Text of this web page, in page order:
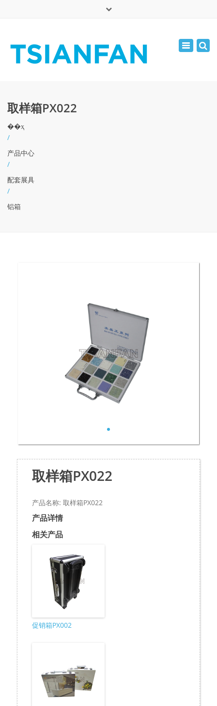
周一 - 周六: 7:00 - 17:00
Toggle
取样箱PX022
��ҳ
/
产品中心
/
配套展具
/
铝箱
取样箱PX022
产品名称: 取样箱PX022
产品详情
相关产品
促销箱PX002